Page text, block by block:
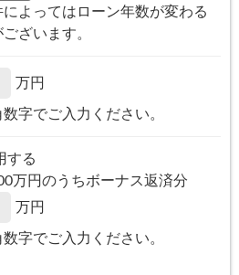
よってはローン年数が変わる
ざいます。
万円
字でご入力ください。
する
万円のうちボーナス返済分
万円
字でご入力ください。